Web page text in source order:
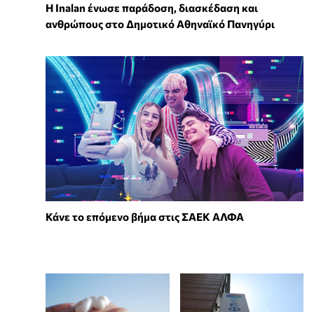
Η Inalan ένωσε παράδοση, διασκέδαση και
ανθρώπους στο Δημοτικό Αθηναϊκό Πανηγύρι
Κάνε το επόμενο βήμα στις ΣΑΕΚ ΑΛΦΑ